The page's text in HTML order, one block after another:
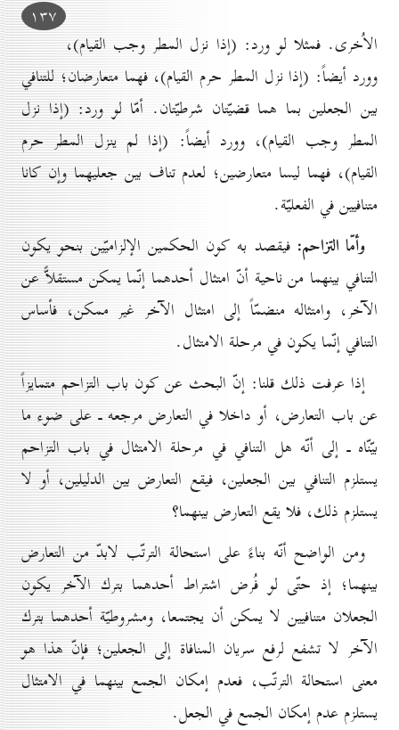
۱۳۷
الاُخرى. فمثلا لو ورد: (إذا نزل المطر وجب القيام)،
وورد أيضاً: (إذا نزل المطر حرم القيام)، فهما متعارضان؛ للتنافي
بين الجعلين بما هما قضيّتان شرطيّتان. أمّا لو ورد: (إذا نزل
المطر وجب القيام)، وورد أيضاً: (إذا لم ينزل المطر حرم
القيام)، فهما ليسا متعارضين؛ لعدم تناف بين جعليهما وإن كانا
متنافيين في الفعليّة.
وأمّا التزاحم: فيقصد به كون الحكمين الإلزاميّين بنحو يكون
التنافي بينهما من ناحية أنّ امتثال أحدهما إنّما يمكن مستقلاًّ عن
الآخر، وامتثاله منضمّاً إلى امتثال الآخر غير ممكن، فأساس
التنافي إنّما يكون في مرحلة الامتثال.
إذا عرفت ذلك قلنا: إنّ البحث عن كون باب التزاحم متمايزاً
عن باب التعارض، أو داخلا في التعارض مرجعه ـ على ضوء ما
بيّنّاه ـ إلى أنّه هل التنافي في مرحلة الامتثال في باب التزاحم
يستلزم التنافي بين الجعلين، فيقع التعارض بين الدليلين، أو لا
يستلزم ذلك، فلا يقع التعارض بينهما؟
ومن الواضح أنّه بناءً على استحالة الترتّب لابدّ من التعارض
بينهما؛ إذ حتّى لو فُرض اشتراط أحدهما بترك الآخر يكون
الجعلان متنافيين لا يمكن أن يجتمعا، ومشروطيّة أحدهما بترك
الآخر لا تشفع لرفع سريان المنافاة إلى الجعلين؛ فإنّ هذا هو
معنى استحالة الترتّب، فعدم إمكان الجمع بينهما في الامتثال
يستلزم عدم إمكان الجمع في الجعل.